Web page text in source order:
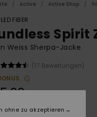
Active Active Shop
FIBER
Spirit
Weiss Sherpa-Jacke
(17 Bewertungen)
ohne zu akzeptieren